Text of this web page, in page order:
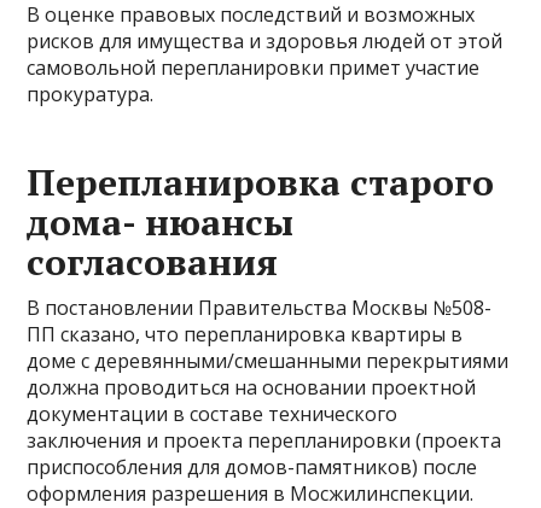
В оценке правовых последствий и возможных
рисков для имущества и здоровья людей от этой
самовольной перепланировки примет участие
прокуратура.
Перепланировка старого
дома- нюансы
согласования
В постановлении Правительства Москвы №508-
ПП сказано, что перепланировка квартиры в
доме с деревянными/смешанными перекрытиями
должна проводиться на основании проектной
документации в составе технического
заключения и проекта перепланировки (проекта
приспособления для домов-памятников) после
оформления разрешения в Мосжилинспекции.